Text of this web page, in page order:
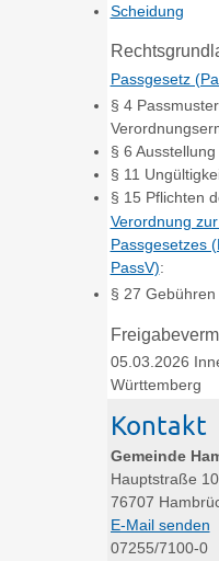
Scheidung
Passgesetz
§ 4
§ 6
§ 11
§ 15 Pflichten
Verordnung
Passgesetzes
PassV):
§ 27 Gebühren
05.03.2026
Württemberg
Kontakt
Gemeinde
Hauptstraße
76707
E-Mail senden
07255/7100-0